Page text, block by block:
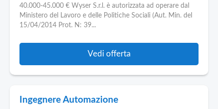
40.000-45.000 € Wyser S.r.l. è autorizzata ad operare dal
Ministero del Lavoro e delle Politiche Sociali (Aut. Min. del
15/04/2014 Prot. N: 39...
Vedi offerta
Ingegnere Automazione